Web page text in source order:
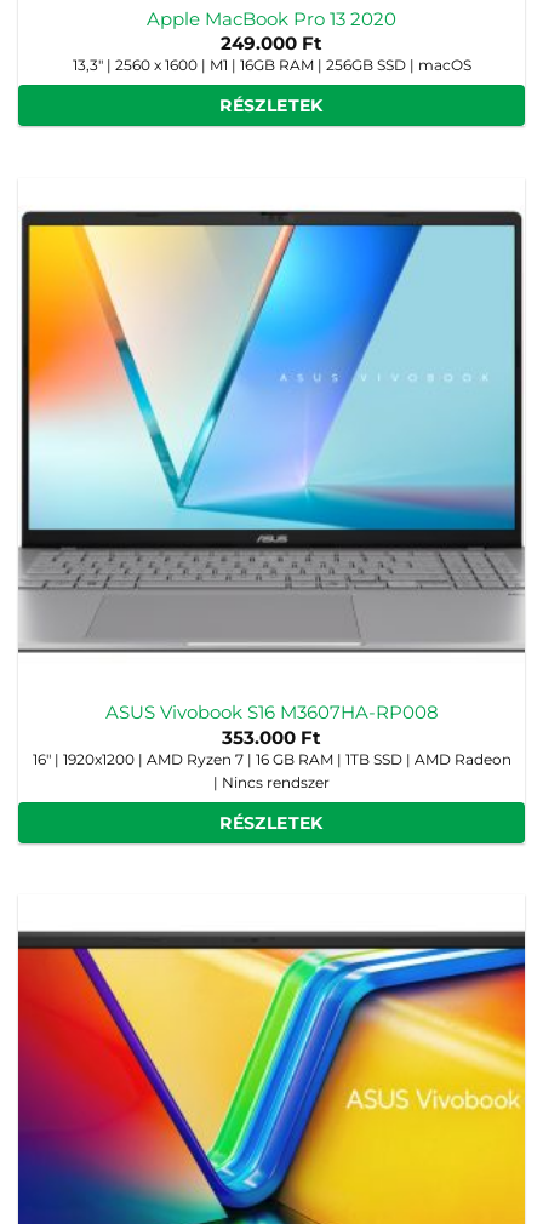
Apple MacBook Pro 13 2020
249.000 Ft
13,3" | 2560 x 1600 | M1 | 16GB RAM | 256GB SSD | macOS
RÉSZLETEK
ASUS Vivobook S16 M3607HA-RP008
353.000 Ft
16" | 1920x1200 | AMD Ryzen 7 | 16 GB RAM | 1TB SSD | AMD Radeon
| Nincs rendszer
RÉSZLETEK